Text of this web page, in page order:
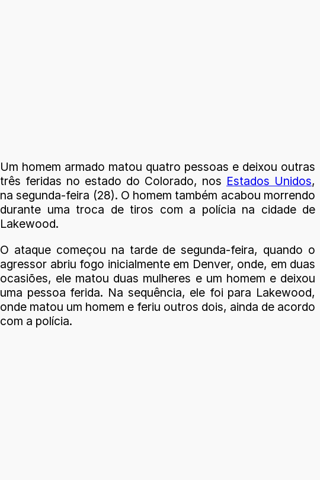
Um homem armado matou quatro pessoas e deixou outras
três feridas no estado do Colorado, nos Estados Unidos,
na segunda-feira (28). O homem também acabou morrendo
durante uma troca de tiros com a polícia na cidade de
Lakewood.
O ataque começou na tarde de segunda-feira, quando o
agressor abriu fogo inicialmente em Denver, onde, em duas
ocasiões, ele matou duas mulheres e um homem e deixou
uma pessoa ferida. Na sequência, ele foi para Lakewood,
onde matou um homem e feriu outros dois, ainda de acordo
com a polícia.